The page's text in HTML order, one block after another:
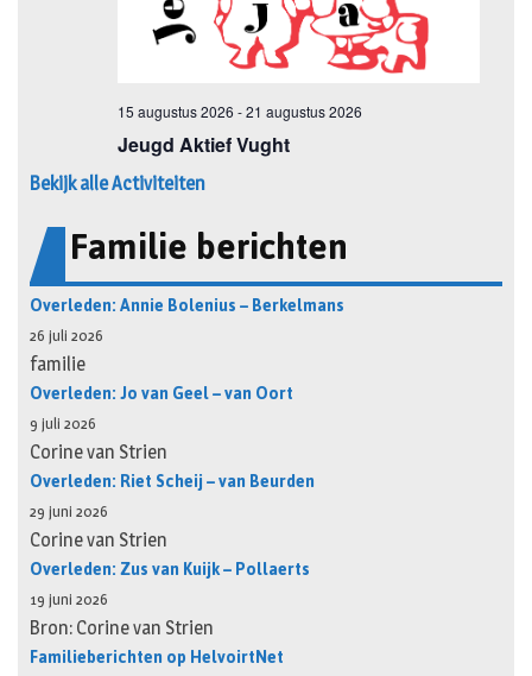
Bekijk alle Activiteiten
Familie berichten
Overleden: Annie Bolenius – Berkelmans
26 juli 2026
familie
Overleden: Jo van Geel – van Oort
9 juli 2026
Corine van Strien
Overleden: Riet Scheij – van Beurden
29 juni 2026
Corine van Strien
Overleden: Zus van Kuijk – Pollaerts
19 juni 2026
Bron: Corine van Strien
Familieberichten op HelvoirtNet